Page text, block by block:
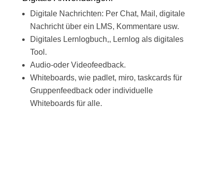
Digitale Nachrichten: Per Chat, Mail, digitale
Nachricht über ein LMS, Kommentare usw.
Digitales Lernlogbuch,, Lernlog als digitales
Tool.
Audio-oder Videofeedback.
Whiteboards, wie padlet, miro, taskcards für
Gruppenfeedback oder individuelle
Whiteboards für alle.